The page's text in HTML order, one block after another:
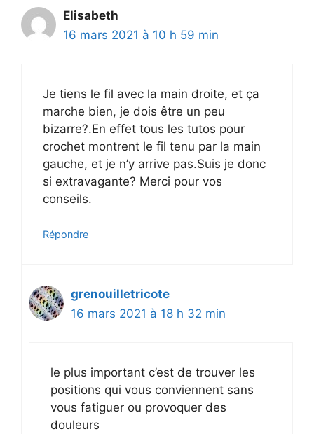
Elisabeth
16 mars 2021 à 10 h 59 min
Je tiens le fil avec la main droite, et ça
marche bien, je dois être un peu
bizarre?.En effet tous les tutos pour
crochet montrent le fil tenu par la main
gauche, et je n’y arrive pas.Suis je donc
si extravagante? Merci pour vos
conseils.
Répondre
grenouilletricote
16 mars 2021 à 18 h 32 min
le plus important c’est de trouver les
positions qui vous conviennent sans
vous fatiguer ou provoquer des
douleurs